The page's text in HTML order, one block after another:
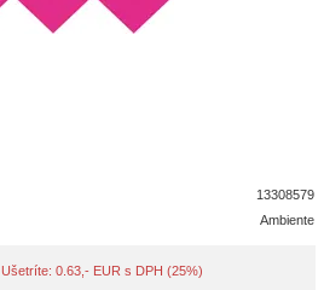
13308579
Ambiente
, Ušetríte: 0.63,- EUR s DPH (25%)